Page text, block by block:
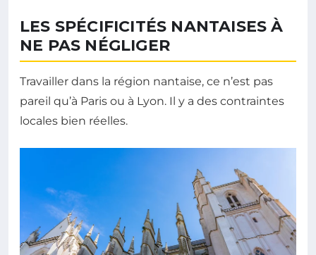
LES SPÉCIFICITÉS NANTAISES À
NE PAS NÉGLIGER
Travailler dans la région nantaise, ce n’est pas
pareil qu’à Paris ou à Lyon. Il y a des contraintes
locales bien réelles.